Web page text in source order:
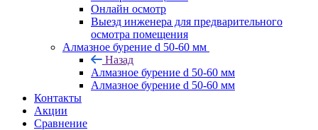
Онлайн осмотр
Выезд инженера для предварительного
осмотра помещения
Алмазное бурение d 50-60 мм
Назад
Алмазное бурение d 50-60 мм
Алмазное бурение d 50-60 мм
Контакты
Акции
Сравнение